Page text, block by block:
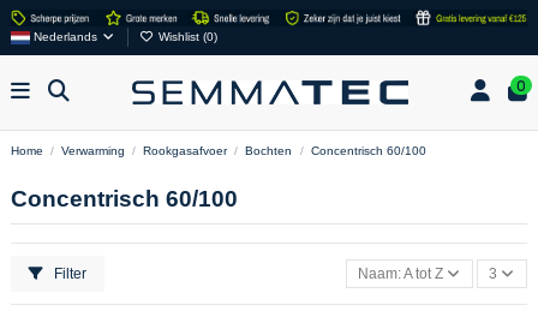
Nederlands Wishlist (0)
0
Home Verwarming Rookgasafvoer Bochten Concentrisch 60/100
Concentrisch 60/100
Filter Naam: A tot Z 3